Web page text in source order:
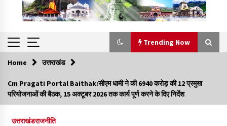
Trending Now
Trending Now
Minorities Rights Day : विश्व अल्पसंख्यक अधिकार दिवस
कार्यक्रम में शामिल हुए सीएम,आधुनिक मदरसों का नाम अब्दुल कलाम के नाम
Home उत्तराखंड
Cm Pragati Portal Baithak:सीएम धामी ने की 6940 करोड़ की 12 प्रमुख
परियोजनाओं की बैठक, 15 अक्टूबर 2026 तक कार्य पूर्ण करने के दिए निर्देश
उत्तराखंडराजनीति